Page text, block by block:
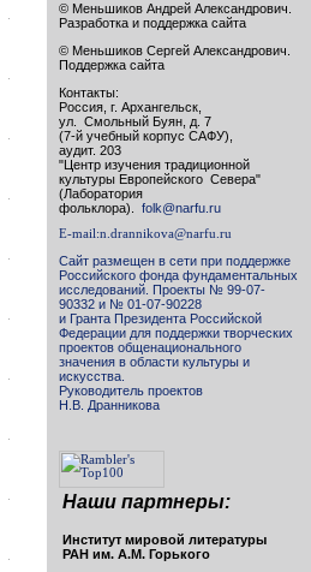
© Меньшиков Андрей Александрович.
Разработка и поддержка сайта
© Меньшиков Сергей Александрович.
Поддержка сайта
Контакты:
Россия, г. Архангельск,
ул. Смольный Буян, д. 7
(7-й учебный корпус САФУ),
аудит. 203
"Центр изучения традиционной
культуры Европейского Севера"
(Лаборатория
фольклора).
folk@narfu.ru
E-mail:n.drannikova@narfu.ru
Сайт размещен в сети при поддержке
Российского фонда фундаментальных
исследований. Проекты № 99-07-
90332 и № 01-07-90228
и Гранта Президента Российской
Федерации для поддержки творческих
проектов общенационального
значения в области культуры и
искусства.
Руководитель проектов
Н.В. Дранникова
Наши партнеры:
Институт мировой литературы
РАН им. А.М. Горького